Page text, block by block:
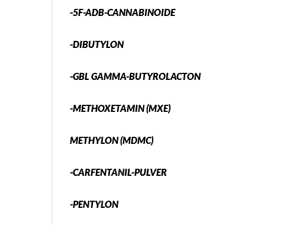
-5F-ADB-CANNABINOIDE
-DIBUTYLON
-GBL GAMMA-BUTYROLACTON
-METHOXETAMIN (MXE)
METHYLON (MDMC)
-CARFENTANIL-PULVER
-PENTYLON